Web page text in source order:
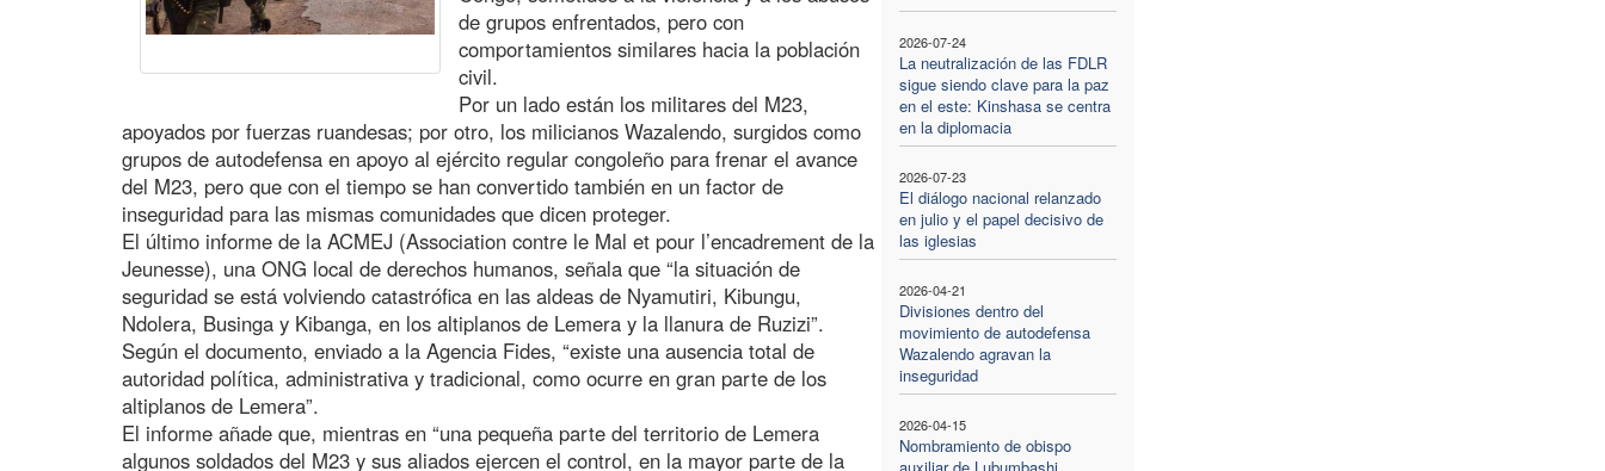
2026-07-24
La neutralización de las FDLR
sigue siendo clave para la paz
en el este: Kinshasa se centra
en la diplomacia
2026-07-23
El diálogo nacional relanzado
en julio y el papel decisivo de
las iglesias
2026-04-21
Divisiones dentro del
movimiento de autodefensa
Wazalendo agravan la
inseguridad
2026-04-15
Nombramiento de obispo
de grupos enfrentados, pero con
comportamientos similares hacia la población
civil.
Por un lado están los militares del M23,
apoyados por fuerzas ruandesas; por otro, los milicianos Wazalendo, surgidos como
grupos de autodefensa en apoyo al ejército regular congoleño para frenar el avance
del M23, pero que con el tiempo se han convertido también en un factor de
inseguridad para las mismas comunidades que dicen proteger.
El último informe de la ACMEJ (Association contre le Mal et pour l’encadrement de la
Jeunesse), una ONG local de derechos humanos, señala que “la situación de
seguridad se está volviendo catastrófica en las aldeas de Nyamutiri, Kibungu,
Ndolera, Businga y Kibanga, en los altiplanos de Lemera y la llanura de Ruzizi”.
Según el documento, enviado a la Agencia Fides, “existe una ausencia total de
autoridad política, administrativa y tradicional, como ocurre en gran parte de los
altiplanos de Lemera”.
El informe añade que, mientras en “una pequeña parte del territorio de Lemera
algunos soldados del M23 y sus aliados ejercen el control, en la mayor parte de la